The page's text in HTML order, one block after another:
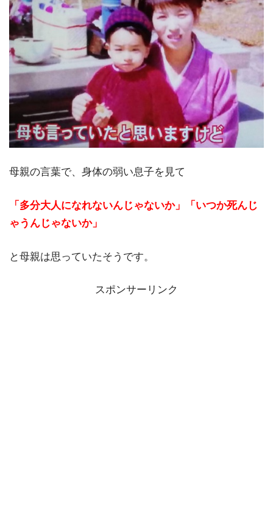
母親の言葉で、身体の弱い息子を見て
「多分大人になれないんじゃないか」
「いつか死んじ
ゃうんじゃないか」
と母親は思っていたそうです。
スポンサーリンク